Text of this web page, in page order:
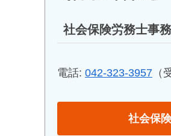
社会保険労務士事
電話: 042-323-3957 （
社会保